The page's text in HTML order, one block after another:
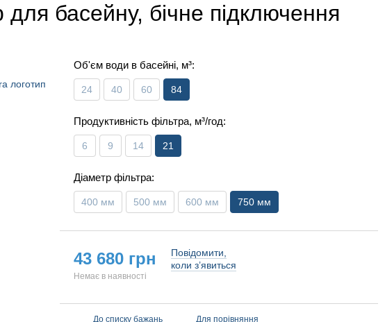
басейну, бічне підключення
Об'єм води в басейні, м³:
24 40 60 84
Продуктивність фільтра, м³/год:
6 9 14 21
Діаметр фільтра:
400 мм 500 мм 600 мм 750 мм
43 680 грн
Немає в наявності
Повідомити,
коли з’явиться
До списку бажань Для порівняння